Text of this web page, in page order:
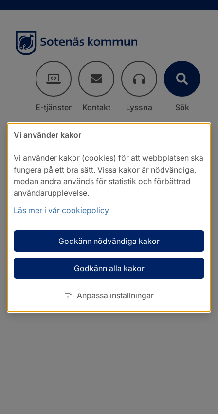
E-tjänster Kontakt Lyssna Sök
Vi använder kakor
Vi använder kakor (cookies) för att webbplatsen ska
fungera på ett bra sätt. Vissa kakor är nödvändiga,
medan andra används för statistik och förbättrad
användarupplevelse.
Läs mer i vår cookiepolicy
Godkänn nödvändiga kakor
Godkänn alla kakor
Anpassa inställningar